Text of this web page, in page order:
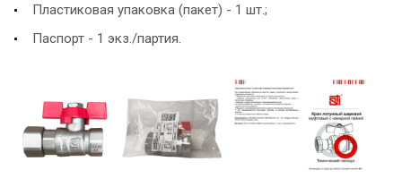
Пластиковая упаковка (пакет) - 1 шт.;
Паспорт - 1 экз./партия.